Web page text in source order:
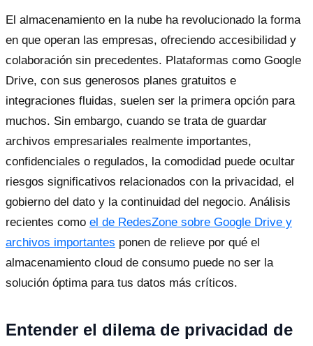
El almacenamiento en la nube ha revolucionado la forma
en que operan las empresas, ofreciendo accesibilidad y
colaboración sin precedentes. Plataformas como Google
Drive, con sus generosos planes gratuitos e
integraciones fluidas, suelen ser la primera opción para
muchos. Sin embargo, cuando se trata de guardar
archivos empresariales realmente importantes,
confidenciales o regulados, la comodidad puede ocultar
riesgos significativos relacionados con la privacidad, el
gobierno del dato y la continuidad del negocio. Análisis
recientes como el de RedesZone sobre Google Drive y
archivos importantes ponen de relieve por qué el
almacenamiento cloud de consumo puede no ser la
solución óptima para tus datos más críticos.
Entender el dilema de privacidad de